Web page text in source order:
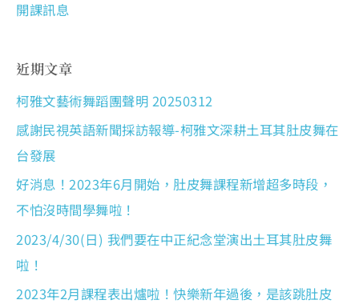
開課訊息
近期文章
柯雅文藝術舞蹈團聲明 20250312
感謝民視英語新聞採訪報導-柯雅文深耕土耳其肚皮舞在
台發展
好消息！2023年6月開始，肚皮舞課程新增超多時段，
不怕沒時間學舞啦！
2023/4/30(日) 我們要在中正紀念堂演出土耳其肚皮舞
啦！
2023年2月課程表出爐啦！快樂新年過後，是該跳肚皮